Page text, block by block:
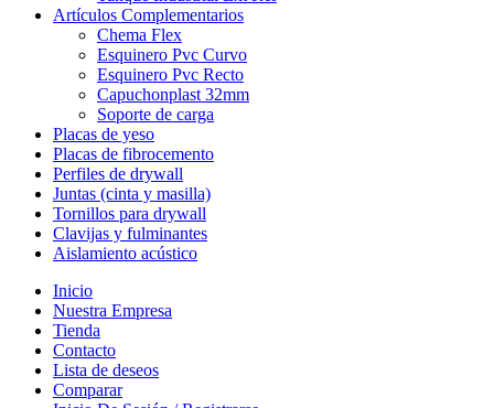
Artículos Complementarios
Chema Flex
Esquinero Pvc Curvo
Esquinero Pvc Recto
Capuchonplast 32mm
Soporte de carga
Placas de yeso
Placas de fibrocemento
Perfiles de drywall
Juntas (cinta y masilla)
Tornillos para drywall
Clavijas y fulminantes
Aislamiento acústico
Inicio
Nuestra Empresa
Tienda
Contacto
Lista de deseos
Comparar